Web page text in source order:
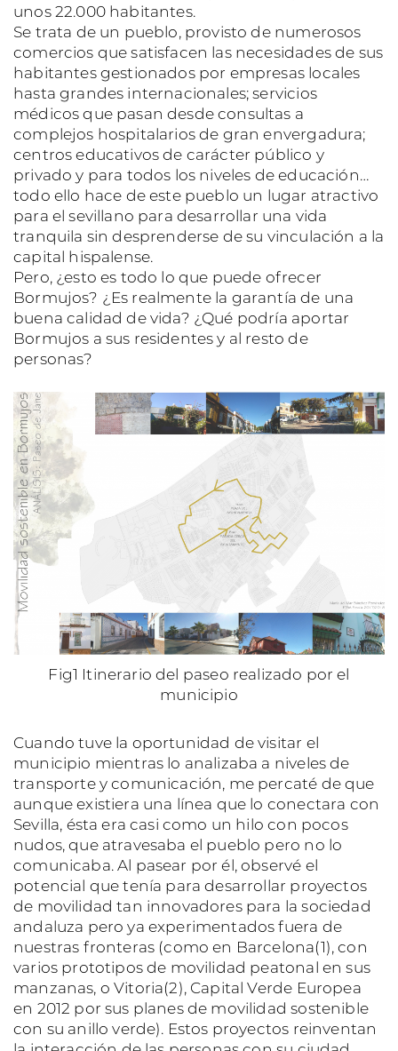
unos 22.000 habitantes.
Se trata de un pueblo, provisto de numerosos
comercios que satisfacen las necesidades de sus
habitantes gestionados por empresas locales
hasta grandes internacionales; servicios
médicos que pasan desde consultas a
complejos hospitalarios de gran envergadura;
centros educativos de carácter público y
privado y para todos los niveles de educación…
todo ello hace de este pueblo un lugar atractivo
para el sevillano para desarrollar una vida
tranquila sin desprenderse de su vinculación a la
capital hispalense.
Pero, ¿esto es todo lo que puede ofrecer
Bormujos? ¿Es realmente la garantía de una
buena calidad de vida? ¿Qué podría aportar
Bormujos a sus residentes y al resto de
personas?
Fig1 Itinerario del paseo realizado por el
municipio
Cuando tuve la oportunidad de visitar el
municipio mientras lo analizaba a niveles de
transporte y comunicación, me percaté de que
aunque existiera una línea que lo conectara con
Sevilla, ésta era casi como un hilo con pocos
nudos, que atravesaba el pueblo pero no lo
comunicaba. Al pasear por él, observé el
potencial que tenía para desarrollar proyectos
de movilidad tan innovadores para la sociedad
andaluza pero ya experimentados fuera de
nuestras fronteras (como en Barcelona(1), con
varios prototipos de movilidad peatonal en sus
manzanas, o Vitoria(2), Capital Verde Europea
en 2012 por sus planes de movilidad sostenible
con su anillo verde). Estos proyectos reinventan